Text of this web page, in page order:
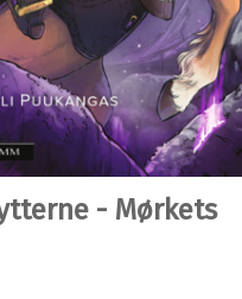
- Mørkets